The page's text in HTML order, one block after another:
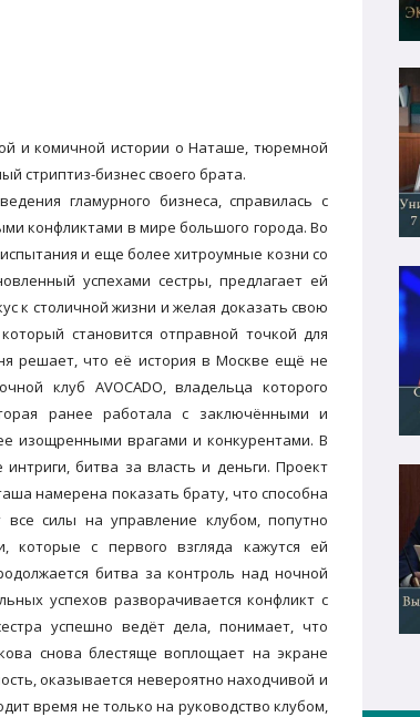
и комичной истории о Наташе, тюремной
стриптиз-бизнес своего брата.
гламурного бизнеса, справилась с
конфликтами в мире большого города. Во
и еще более хитроумные козни со
успехами сестры, предлагает ей
к столичной жизни и желая доказать свою
становится отправной точкой для
решает, что её история в Москве ещё не
клуб AVOCADO, владельца которого
ранее работала с заключёнными и
изощренными врагами и конкурентами. В
битва за власть и деньги. Проект
намерена показать брату, что способна
силы на управление клубом, попутно
которые с первого взгляда кажутся ей
битва за контроль над ночной
успехов разворачивается конфликт с
успешно ведёт дела, понимает, что
снова блестяще воплощает на экране
оказывается невероятно находчивой и
время не только на руководство клубом,